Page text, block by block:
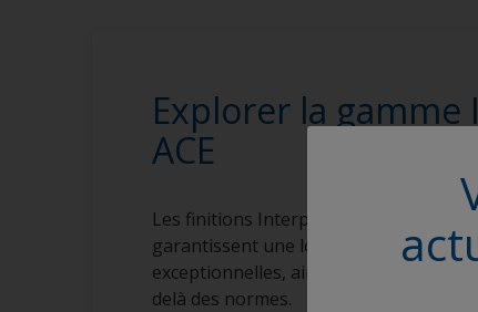
Explorer la
ACE
Les finitions Interpon ACE, incluant les
garantissent une longévité et des
exceptionnelles, ainsi que des couleurs
delà des normes.